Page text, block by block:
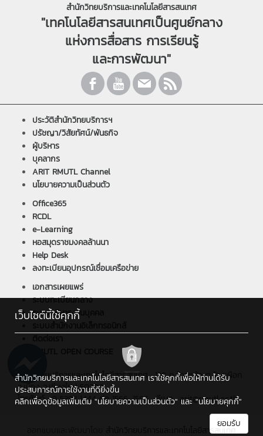
สำนักวิทยบริการและเทคโนโลยีสารสนเทศ
"เทคโนโลยีสารสนเทศเป็นศูนย์กลาง
แห่งการสื่อสาร การเรียนรู้
และการพัฒนา"
ประวัติสำนักวิทยบริการฯ
ปรัชญา/วิสัยทัศน์/พันธกิจ
ผู้บริหาร
บุคลากร
ARIT RMUTL Channel
นโยบายความเป็นส่วนตัว
Office365
RCDL
e-Learning
หอสมุดราชมงคลล้านนา
Help Desk
ลงทะเบียนอุปกรณ์เชื่อมเครือข่าย
เอกสารเผยแพร่
ระบบทะเบียนกลาง
ระบบบริหารงานบุคคล
ระบบสำนักงานอิเล็กทรอนิกส์
สำนักวิทยบริการและเทคโนโลยีสารสนเทศ : 128 ถ.ห้วยแก้ว ต.ช้างเผือก
อ.เมือง จ.เชียงใหม่ 50300
โทรศัพท์ : 0 5392 1444 ต่อ 1566, 1586 , อีเมล : arit@rmutl.ac.th
เว็บไซต์นี้ใช้คุกกี้
สำนักวิทยบริการและเทคโนโลยีสารสนเทศ เราใช้คุกกี้เพื่อให้ท่านได้รับ
ประสบการณ์การใช้งานที่ดียิ่งขึ้น
คลิกเพื่อดูข้อมูลเพิ่มเติม "นโยบายความเป็นส่วนตัว" และ "นโยบายคุกกี้"
ยอมรับ
สำนักวิทยบริการและเทคโนโลยีสารสนเทศ